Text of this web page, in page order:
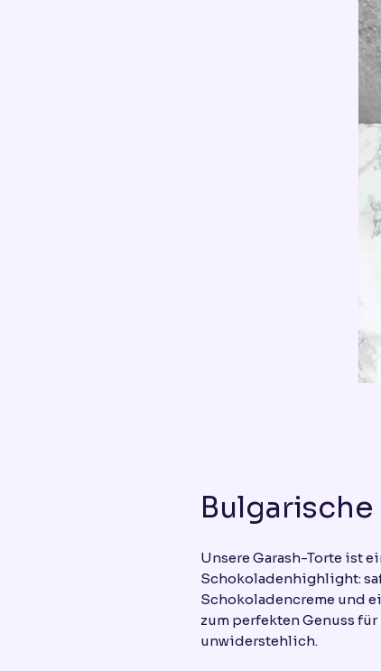
Bulgarische
Unsere Garash-Torte ist
Schokoladenhighlight:
Schokoladencreme und
zum perfekten Genuss
unwiderstehlich.